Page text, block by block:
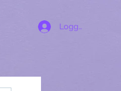
Logga in